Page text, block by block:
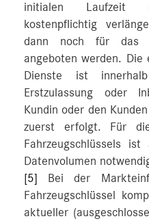
initialen Laufzeit
kostenpflichtig
dann noch für das
angeboten werden.
Dienste ist
Erstzulassung oder
Kundin oder den
zuerst erfolgt. Für
Fahrzeugschlüssels ist
Datenvolumen
[5]
Bei der
Fahrzeugschlüssel
aktueller